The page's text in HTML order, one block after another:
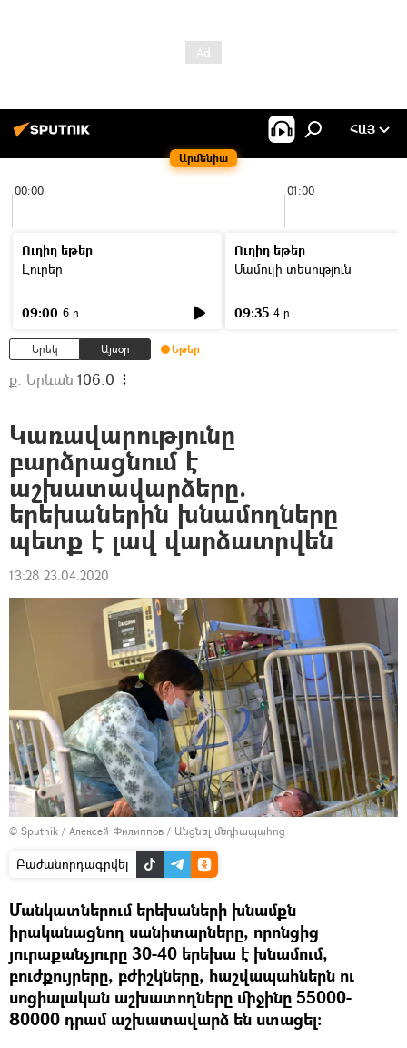
Արմենիա
ՀԱՅ
00:00 01:00
Ուղիղ եթեր
Լուրեր
09:00 6 ր
Ուղիղ եթեր
Մամուլի տեսություն
09:35 4 ր
Երեկ Այսօր Եթեր
ք. Երևան 106.0
Կառավարությունը
բարձրացնում է
աշխատավարձերը.
երեխաներին խնամողները
պետք է լավ վարձատրվեն
13:28 23.04.2020
© Sputnik / Алексей Филиппов / Անցնել մեդիապահոց
Բաժանորդագրվել
Մանկատներում երեխաների խնամքն
իրականացնող սանիտարները, որոնցից
յուրաքանչյուրը 30-40 երեխա է խնամում,
բուժքույրերը, բժիշկները, հաշվապահներն ու
սոցիալական աշխատողները միջինը 55000-
80000 դրամ աշխատավարձ են ստացել: